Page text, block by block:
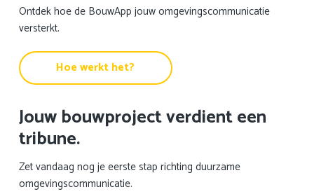
Ontdek hoe de BouwApp jouw omgevingscommunicatie
versterkt.
Hoe werkt het?
Jouw bouwproject verdient een
tribune.
Zet vandaag nog je eerste stap richting duurzame
omgevingscommunicatie.